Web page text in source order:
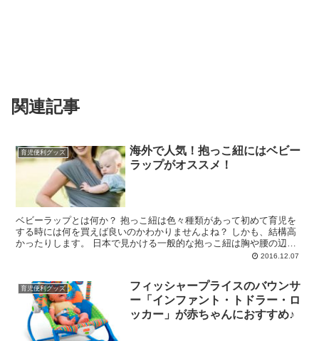
関連記事
育児便利グッズ
海外で人気！抱っこ紐にはベビー
ラップがオススメ！
ベビーラップとは何か？ 抱っこ紐は色々種類があって初めて育児を
する時には何を買えば良いのかわかりませんよね？ しかも、結構高
かったりします。 日本で見かける一般的な抱っこ紐は胸や腰の辺り
2016.12.07
育児便利グッズ
フィッシャープライスのバウンサ
ー「インファント・トドラー・ロ
ッカー」が赤ちゃんにおすすめ♪